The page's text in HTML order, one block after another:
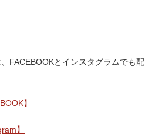
FACEBOOKとインスタグラムでも配
】
】